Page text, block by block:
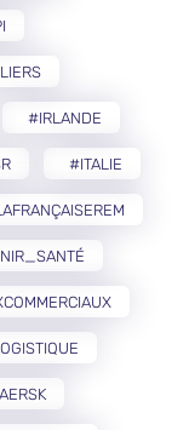
#IRLANDE
#ITALIE